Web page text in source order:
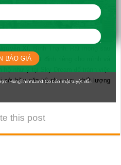
sáng tạo
mô và chất lượng của Hưng Thịnh
vì
sao căn hộ Sky Dream lại trở
có quyết định riêng cho mình và
sở hữu căn hộ như mơ, chất lượng
this post
HungThinhLand.Co bảo mật tuyệt đối.
BÁO GIÁ